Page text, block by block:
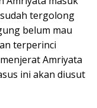
tergolong
belum mau
terperinci
Amriyata
ini akan diusut